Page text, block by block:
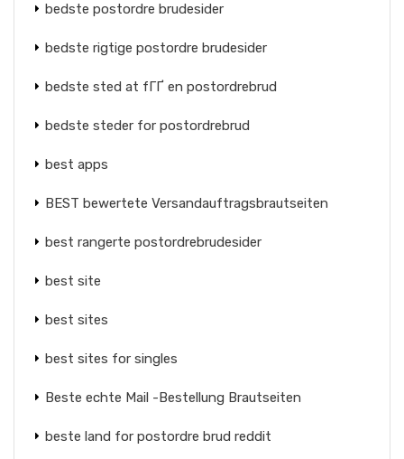
bedste postordre brudesider
bedste rigtige postordre brudesider
bedste sted at fГҐ en postordrebrud
bedste steder for postordrebrud
best apps
BEST bewertete Versandauftragsbrautseiten
best rangerte postordrebrudesider
best site
best sites
best sites for singles
Beste echte Mail -Bestellung Brautseiten
beste land for postordre brud reddit